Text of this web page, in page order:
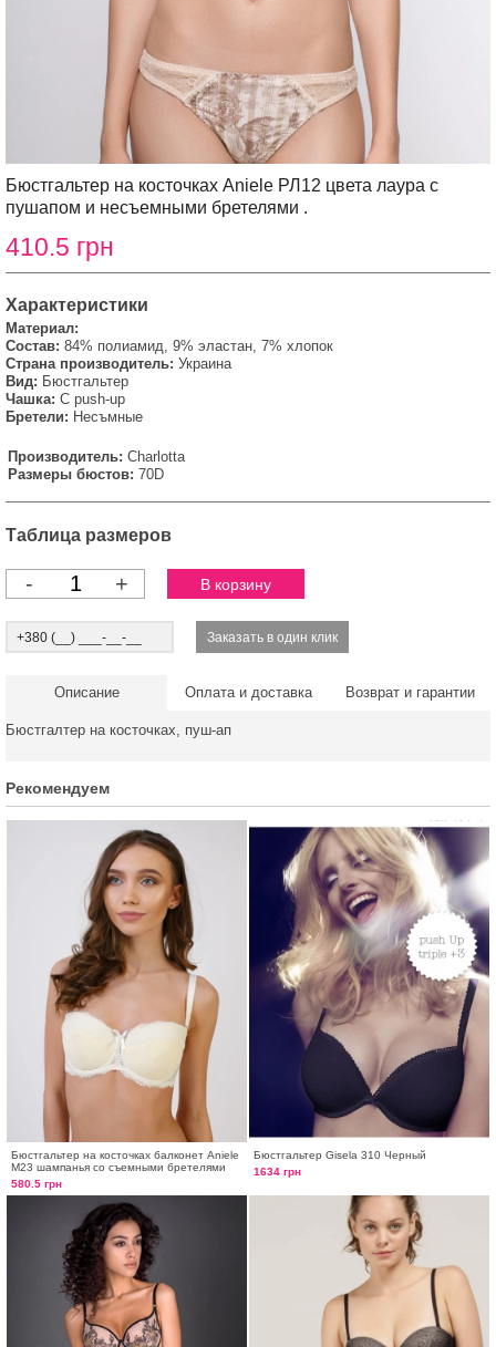
Бюстгальтер на косточках Aniele РЛ12 цвета лаура с
пушапом и несъемными бретелями .
410.5 грн
Характеристики
Материал:
Состав: 84% полиамид, 9% эластан, 7% хлопок
Страна производитель: Украина
Вид: Бюстгальтер
Чашка: С push-up
Бретели: Несъмные
Производитель: Charlotta
Размеры бюстов: 70D
Таблица размеров
- +
Описание Оплата и доставка Возврат и гарантии
Бюстгалтер на косточках, пуш-ап
Рекомендуем
Бюстгальтер на косточках балконет Aniele
М23 шампанья со съемными бретелями
580.5 грн
Бюстгальтер Gisela 310 Черный
1634 грн